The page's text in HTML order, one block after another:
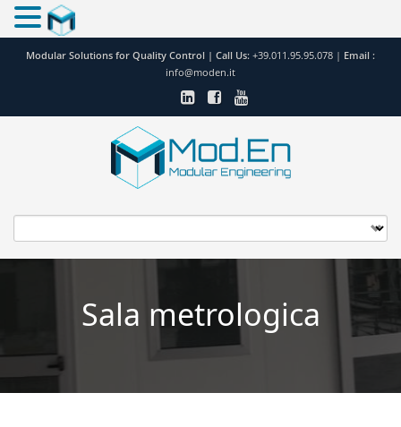
Modular Solutions for Quality Control | Call Us: +39.011.95.95.078 | Email :
info@moden.it
Sala metrologica